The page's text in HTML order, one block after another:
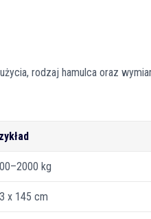
rodzaj hamulca oraz
kg
x 145 cm